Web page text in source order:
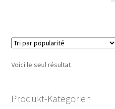
Voici le seul résultat
Produkt-Kategorien